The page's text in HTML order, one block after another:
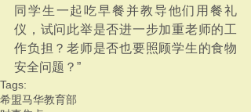
同学生一起吃早餐并教导他们用餐礼
仪，试问此举是否进一步加重老师的工
作负担？老师是否也要照顾学生的食物
安全问题？”
Tags:
希盟马华教育部